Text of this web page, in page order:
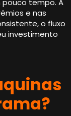
tempo. A
e nas
o fluxo
investimento